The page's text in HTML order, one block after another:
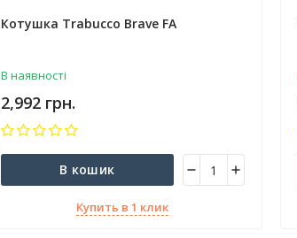
Котушка Trabucco Brave FA
В наявності
2,992 грн.
В кошик
Купить в 1 клик